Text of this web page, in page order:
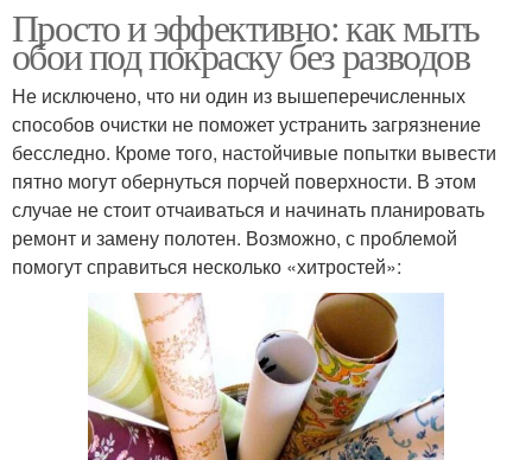
Просто и эффективно: как мыть
обои под покраску без разводов
Не исключено, что ни один из вышеперечисленных
способов очистки не поможет устранить загрязнение
бесследно. Кроме того, настойчивые попытки вывести
пятно могут обернуться порчей поверхности. В этом
случае не стоит отчаиваться и начинать планировать
ремонт и замену полотен. Возможно, с проблемой
помогут справиться несколько «хитростей»: